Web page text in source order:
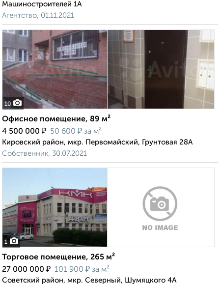
Машиностроителей 1А
Агентство, 01.11.2021
10
Офисное помещение, 89 м²
4 500 000 ₽ 50 600 ₽ за м²
Кировский район, мкр. Первомайский, Грунтовая 28А
Собственник, 30.07.2021
1
Торговое помещение, 265 м²
27 000 000 ₽ 101 900 ₽ за м²
Советский район, мкр. Северный, Шумяцкого 4А